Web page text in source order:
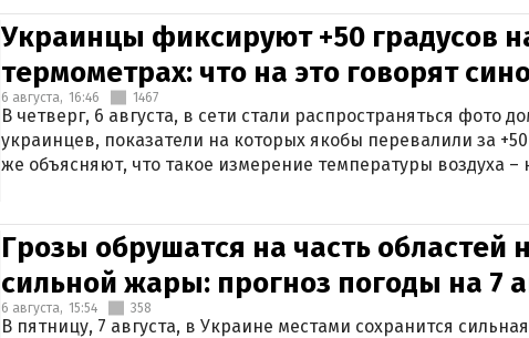
Украинцы фиксируют +50 градусов
термометрах: что на это говорят
6 августа, 16:46 1467
В четверг, 6 августа, в сети стали распространяться фото
украинцев, показатели на которых якобы перевалили за
же объясняют, что такое измерение температуры воздуха –
Грозы обрушатся на часть областей
сильной жары: прогноз погоды на 7
6 августа, 15:54 358
В пятницу, 7 августа, в Украине местами сохранится